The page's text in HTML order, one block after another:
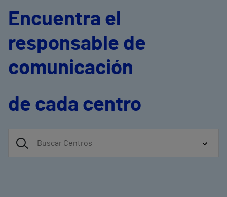
Encuentra el
responsable de
comunicación
de cada centro